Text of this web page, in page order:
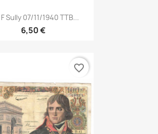
Aperçu rapide
Sully 07/11/1940 TTB...
6,50 €
favorite_border